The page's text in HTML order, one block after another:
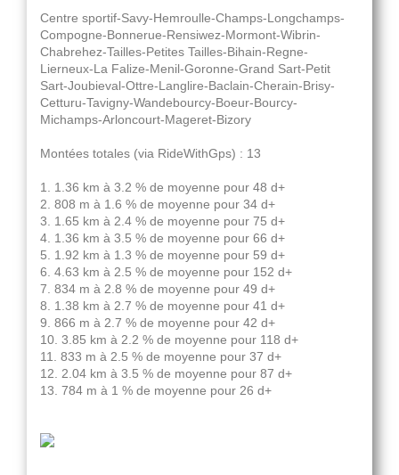
Centre sportif-Savy-Hemroulle-Champs-Longchamps-
Compogne-Bonnerue-Rensiwez-Mormont-Wibrin-
Chabrehez-Tailles-Petites Tailles-Bihain-Regne-
Lierneux-La Falize-Menil-Goronne-Grand Sart-Petit
Sart-Joubieval-Ottre-Langlire-Baclain-Cherain-Brisy-
Cetturu-Tavigny-Wandebourcy-Boeur-Bourcy-
Michamps-Arloncourt-Mageret-Bizory
Montées totales (via RideWithGps) : 13
1. 1.36 km à 3.2 % de moyenne pour 48 d+
2. 808 m à 1.6 % de moyenne pour 34 d+
3. 1.65 km à 2.4 % de moyenne pour 75 d+
4. 1.36 km à 3.5 % de moyenne pour 66 d+
5. 1.92 km à 1.3 % de moyenne pour 59 d+
6. 4.63 km à 2.5 % de moyenne pour 152 d+
7. 834 m à 2.8 % de moyenne pour 49 d+
8. 1.38 km à 2.7 % de moyenne pour 41 d+
9. 866 m à 2.7 % de moyenne pour 42 d+
10. 3.85 km à 2.2 % de moyenne pour 118 d+
11. 833 m à 2.5 % de moyenne pour 37 d+
12. 2.04 km à 3.5 % de moyenne pour 87 d+
13. 784 m à 1 % de moyenne pour 26 d+